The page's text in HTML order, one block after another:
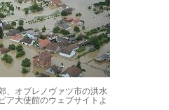
、オブレノヴァツ市の洪水
ア大使館のウェブサイトよ